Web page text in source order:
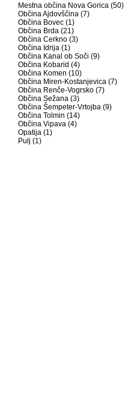
Mestna občina Nova Gorica (50)
Občina Ajdovščina (7)
Občina Bovec (1)
Občina Brda (21)
Občina Cerkno (3)
Občina Idrija (1)
Občina Kanal ob Soči (9)
Občina Kobarid (4)
Občina Komen (10)
Občina Miren-Kostanjevica (7)
Občina Renče-Vogrsko (7)
Občina Sežana (3)
Občina Šempeter-Vrtojba (9)
Občina Tolmin (14)
Občina Vipava (4)
Opatija (1)
Pulj (1)